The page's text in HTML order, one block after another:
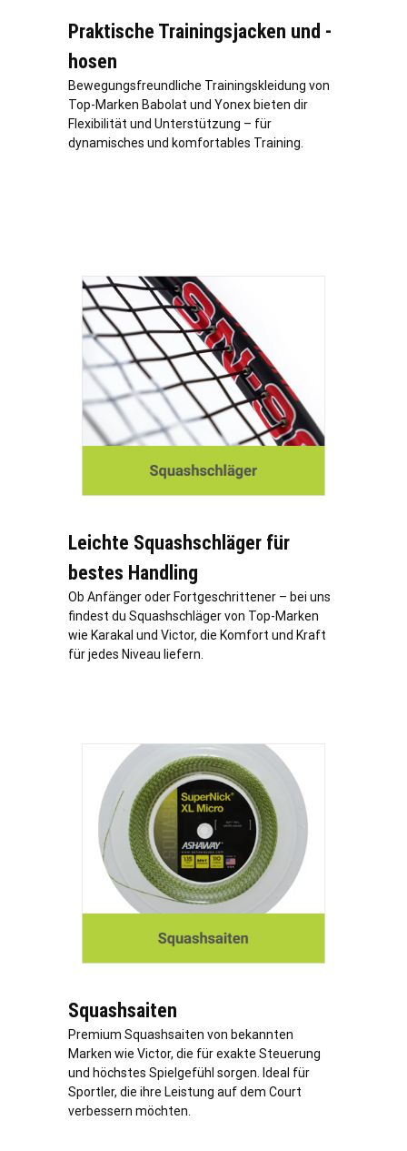
Praktische Trainingsjacken und -
hosen
Bewegungsfreundliche Trainingskleidung von
Top-Marken Babolat und Yonex bieten dir
Flexibilität und Unterstützung – für
dynamisches und komfortables Training.
Leichte Squashschläger für
bestes Handling
Ob Anfänger oder Fortgeschrittener – bei uns
findest du Squashschläger von Top-Marken
wie Karakal und Victor, die Komfort und Kraft
für jedes Niveau liefern.
Squashsaiten
Premium Squashsaiten von bekannten
Marken wie Victor, die für exakte Steuerung
und höchstes Spielgefühl sorgen. Ideal für
Sportler, die ihre Leistung auf dem Court
verbessern möchten.